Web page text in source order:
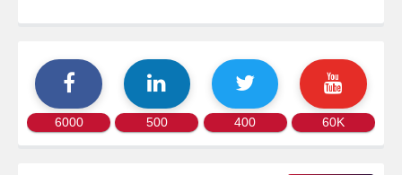
60K
400
500
6000